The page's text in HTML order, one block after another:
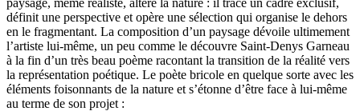
paysage, même réaliste, altère la nature : il trace un cadre exclusif,
définit une perspective et opère une sélection qui organise le dehors
en le fragmentant. La composition d’un paysage dévoile ultimement
l’artiste lui-même, un peu comme le découvre Saint-Denys Garneau
à la fin d’un très beau poème racontant la transition de la réalité vers
la représentation poétique. Le poète bricole en quelque sorte avec les
éléments foisonnants de la nature et s’étonne d’être face à lui-même
au terme de son projet :